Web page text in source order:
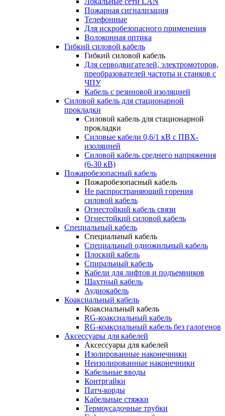
Пожарная сигнализация
Телефонные
Для искробезопасного применения
Волоконная оптика
Гибкий силовой кабель
Гибкий силовой кабель
Для серводвигателей, электромоторов,
преобразователей частоты и станков с
ЧПУ
Кабель с резиновой изоляцией
Силовой кабель для стационарной
прокладки
Силовой кабель для стационарной
прокладки
Силовые кабели 0,6/1 кВ с ПВХ-
изоляцией
Силовой кабель среднего напряжения
(6-30 кВ)
Пожаробезопасный кабель
Пожаробезопасный кабель
Не распространяющий горения
силовой кабель
Огнестойкий кабель связи
Огнестойкий силовой кабель
Специальный кабель
Специальный кабель
Специальный одножильный кабель
Плоский кабель
Спиральный кабель
Кабели для лифтов и подъемников
Шахтный кабель
Аудиокабель
Коаксиальный кабель
Коаксиальный кабель
RG-коаксиальный кабель
RG-коаксиальный кабель без галогенов
Аксессуары для кабелей
Аксессуары для кабелей
Изолированные наконечники
Неизолированные наконечники
Кабельные вводы
Контргайки
Патч-корды
Кабельные стяжки
Термоусадочные трубки